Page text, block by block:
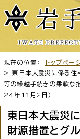
現在の位置： トップペー
> 東日本大震災に係る住
等の繰越手続きの柔軟な
24年11月2日）
東日本大震災
財源措置とグ